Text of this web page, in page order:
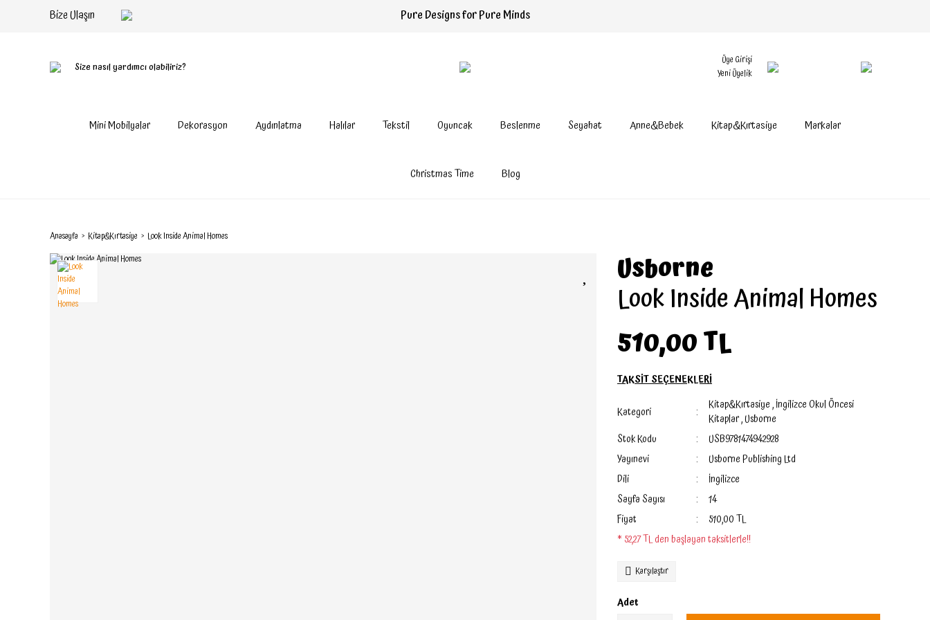
Bize Ulaşın Pure Designs for Pure Minds
Size nasıl yardımcı olabiliriz?
Üye Girişi
Yeni Üyelik
Mini Mobilyalar Dekorasyon Aydınlatma Halılar Tekstil Oyuncak Beslenme Seyahat Anne&Bebek Kitap&Kırtasiye Markalar
Christmas Time Blog
Anasayfa Kitap&Kırtasiye Look Inside Animal Homes
Usborne
Look Inside Animal Homes
510,00 TL
TAKSİT SEÇENEKLERİ
Kategori Kitap&Kırtasiye,İngilizce Okul Öncesi
Kitaplar,Usborne
Stok Kodu
USB9781474942928
Yayınevi
Usborne Publishing Ltd
Dili
İngilizce
Sayfa Sayısı
14
Fiyat
510,00 TL
* 52,27 TL den başlayan taksitlerle!!
Karşılaştır
Adet